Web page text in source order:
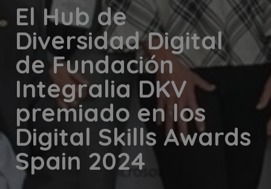
El Hub de
Diversidad Digital
de Fundación
Integralia DKV
premiado en los
Digital Skills Awards
Spain 2024